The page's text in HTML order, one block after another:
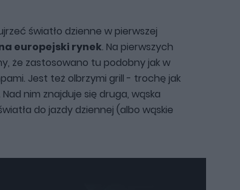
światło dzienne w pierwszej
europejski rynek. Na pierwszych
że zastosowano tu podobny jak w
Jest też olbrzymi grill - trochę jak
. Nad nim znajduje się druga, wąska
do jazdy dziennej (albo wąskie